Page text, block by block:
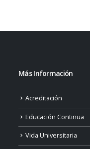
Más Información
Acreditación
Educación Continua
Vida Universitaria